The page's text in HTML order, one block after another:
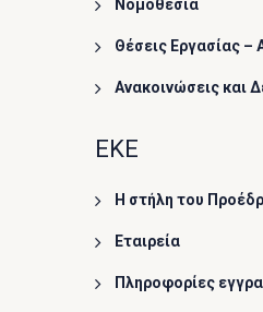
Νομοθεσία
Θέσεις Εργασίας –
Ανακοινώσεις και
ΕΚΕ
Η στήλη του
Εταιρεία
Πληροφορίες